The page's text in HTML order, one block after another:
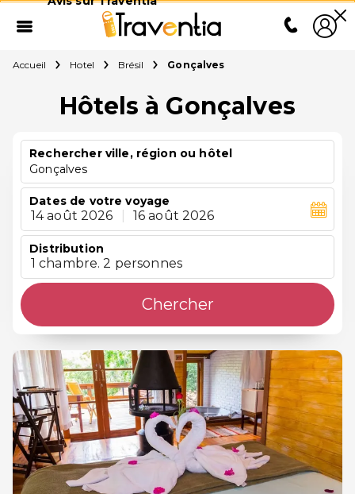
Accueil Hotel Brésil Gonçalves
Hôtels à Gonçalves
Rechercher ville, région ou hôtel
Gonçalves
Dates de votre voyage
14 août 2026 16 août 2026
Distribution
1 chambre. 2 personnes
Chercher